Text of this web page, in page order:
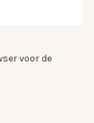
voor de